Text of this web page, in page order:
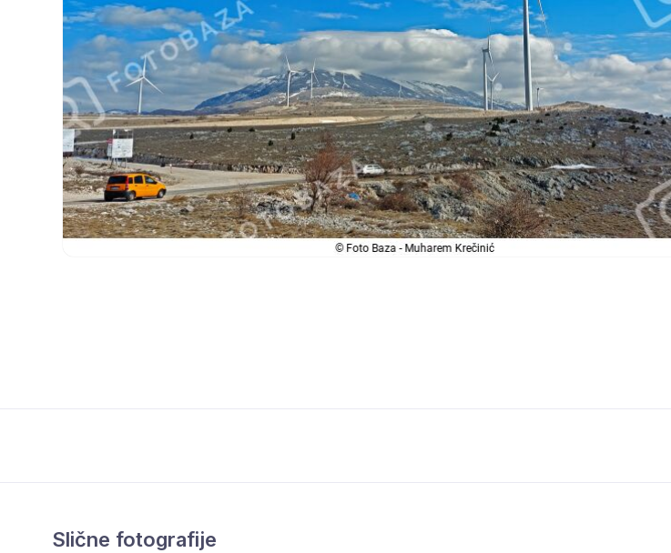
Slične fotografije